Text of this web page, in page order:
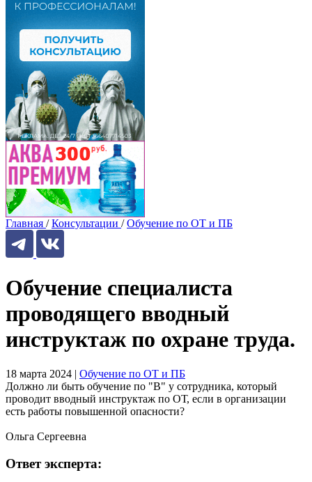
Главная / Консультации / Обучение по ОТ и ПБ
Обучение специалиста
проводящего вводный
инструктаж по охране труда.
18 марта 2024 | Обучение по ОТ и ПБ
Должно ли быть обучение по "В" у сотрудника, который
проводит вводный инструктаж по ОТ, если в организации
есть работы повышенной опасности?
Ольга Сергеевна
Ответ эксперта: